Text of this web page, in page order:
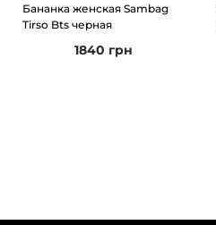
Бананка женская Sambag
Tirso Bts черная
1840 грн